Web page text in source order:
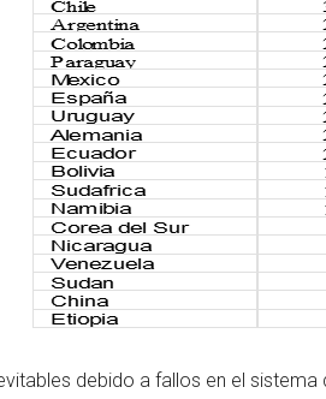
debido a fallos en el